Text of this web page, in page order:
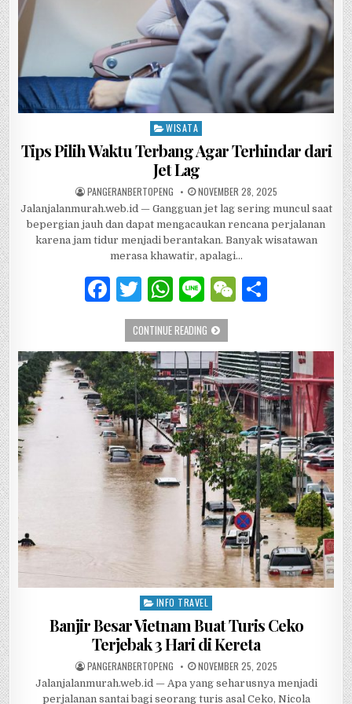
Posted in
WISATA
Tips Pilih Waktu Terbang Agar Terhindar dari
Jet Lag
AUTHOR:
PANGERANBERTOPENG PUBLISHED DATE:
NOVEMBER 28, 2025
Jalanjalanmurah.web.id — Gangguan jet lag sering muncul saat
bepergian jauh dan dapat mengacaukan rencana perjalanan
karena jam tidur menjadi berantakan. Banyak wisatawan
merasa khawatir, apalagi…
F
a
c
e
b
o
o
k
T
w
it
te
r
W
h
at
s
A
p
p
Li
n
e
W
h
at
e
CONTINUE READINGTIPS PILIH WAKTU TERBANG AGAR
Posted in
INFO TRAVEL
Banjir Besar Vietnam Buat Turis Ceko
Terjebak 3 Hari di Kereta
AUTHOR:
PANGERANBERTOPENG PUBLISHED DATE:
NOVEMBER 25, 2025
Jalanjalanmurah.web.id — Apa yang seharusnya menjadi
perjalanan santai bagi seorang turis asal Ceko, Nicola